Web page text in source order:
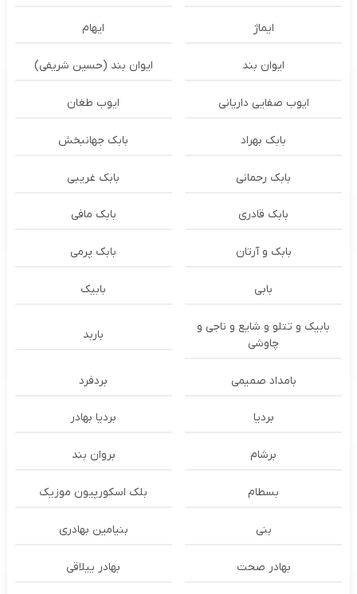
ایماژ ایهام
ایوان بند ایوان بند (حسین شریفی)
ایوب صفایی داریانی ایوب طغان
بابک بهراد بابک جهانبخش
بابک رحمانی بابک غریبی
بابک قادری بابک مافی
بابک و آرتان بابک پرمی
بابی بابیک
بابیک و تتلو و شایع و ناجی و
چاوشی
باربد
بامداد صمیمی بردفرد
بردیا بردیا بهادر
برشام بروان بند
بسطام بلک اسکورپیون موزیک
بنی بنیامین بهادری
بهادر صحت بهادر ییلاقی